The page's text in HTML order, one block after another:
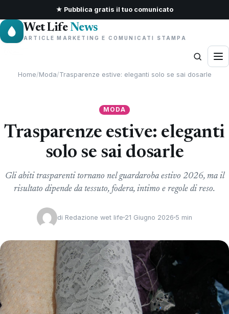
★ Pubblica gratis il tuo comunicato
Wet Life News
ARTICLE MARKETING E COMUNICATI STAMPA
Home/Moda/Trasparenze estive: eleganti solo se sai dosarle
MODA
Trasparenze estive: eleganti
solo se sai dosarle
Gli abiti trasparenti tornano nel guardaroba estivo 2026, ma il
risultato dipende da tessuto, fodera, intimo e regole di reso.
di Redazione wet life 21 Giugno 2026 5 min